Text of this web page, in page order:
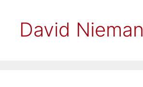
David Nieman